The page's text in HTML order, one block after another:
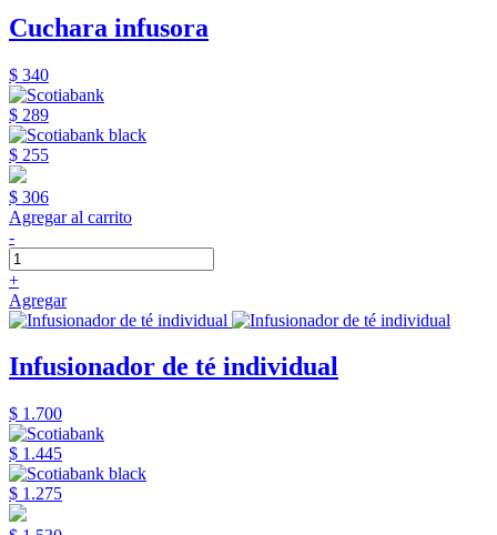
Cuchara infusora
$ 340
$ 289
$ 255
$ 306
Agregar al carrito
-
+
Agregar
Infusionador de té individual
$ 1.700
$ 1.445
$ 1.275